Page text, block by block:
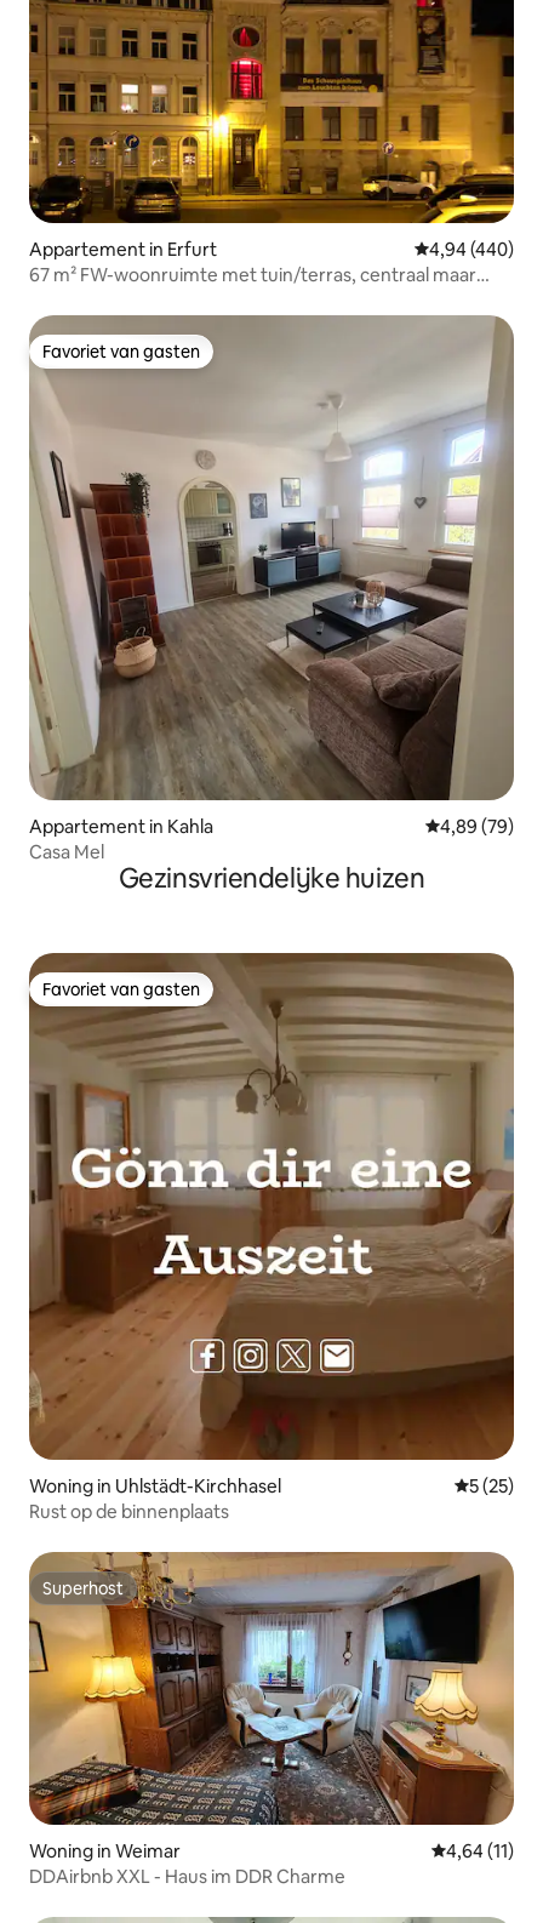
Appartement in Erfurt Gemiddelde
4,94 (440)
67 m² FW-woonruimte met tuin/terras, centraal maar
Favoriet van gasten
Favoriet van gasten
Appartement in Kahla Gemiddelde
4,89 (79)
Casa Mel
Gezinsvriendelijke huizen
Favoriet van gasten
Favoriet van gasten
Woning in Uhlstädt-Kirchhasel
5 (25)
Rust op de binnenplaats
Superhost
Superhost
Woning in Weimar Gemiddelde
4,64 (11)
DDAirbnb XXL - Haus im DDR Charme